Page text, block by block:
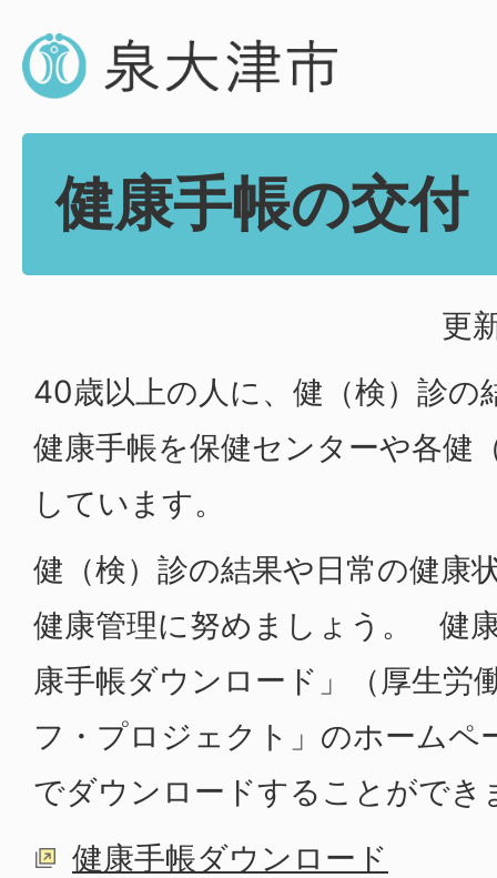
健康手帳の交付
更
40歳以上の人に、健（検）診の
健康手帳を保健センターや各健
しています。
健（検）診の結果や日常の健康
健康管理に努めましょう。 健
康手帳ダウンロード」（厚生労
フ・プロジェクト」のホームペ
でダウンロードすることができ
健康手帳ダウンロード